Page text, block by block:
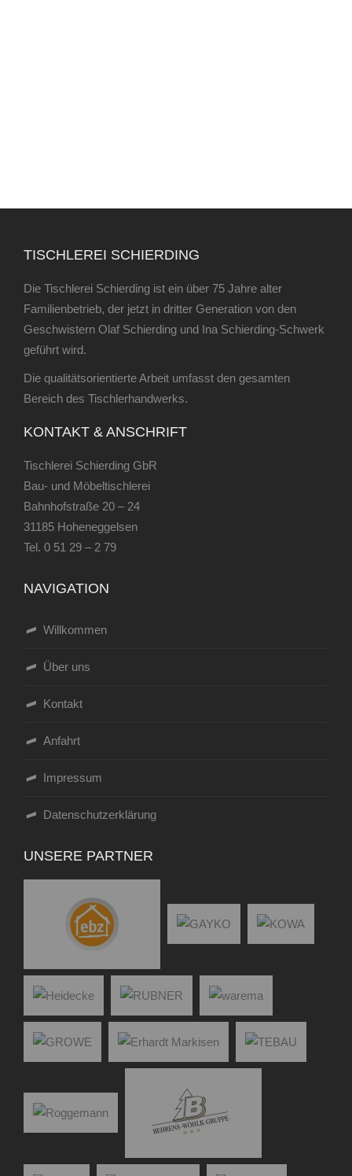
TISCHLEREI SCHIERDING
Die Tischlerei Schierding ist ein über 75 Jahre alter
Familienbetrieb, der jetzt in dritter Generation von den
Geschwistern Olaf Schierding und Ina Schierding-Schwerk
geführt wird.
Die qualitätsorientierte Arbeit umfasst den gesamten
Bereich des Tischlerhandwerks.
KONTAKT & ANSCHRIFT
Tischlerei Schierding GbR
Bau- und Möbeltischlerei
Bahnhofstraße 20 – 24
31185 Hoheneggelsen
Tel. 0 51 29 – 2 79
NAVIGATION
Willkommen
Über uns
Kontakt
Anfahrt
Impressum
Datenschutzerklärung
UNSERE PARTNER